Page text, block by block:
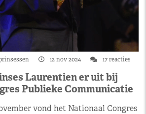
12 nov 2024 17 reacties
Laurentien er uit bij
Publieke Communicatie
vond het Nationaal Congres